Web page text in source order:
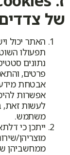
של
תפעולו
נתונים
פרטים,
אבטחת מידע.
לעשות זאת,
משתמש.
ייתכן כי
מוצריהן/
ממחשביהן